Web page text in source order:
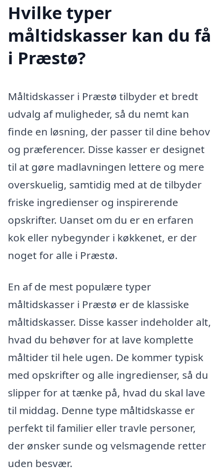
Hvilke typer
måltidskasser kan du få
i Præstø?
Måltidskasser i Præstø tilbyder et bredt
udvalg af muligheder, så du nemt kan
finde en løsning, der passer til dine behov
og præferencer. Disse kasser er designet
til at gøre madlavningen lettere og mere
overskuelig, samtidig med at de tilbyder
friske ingredienser og inspirerende
opskrifter. Uanset om du er en erfaren
kok eller nybegynder i køkkenet, er der
noget for alle i Præstø.
En af de mest populære typer
måltidskasser i Præstø er de klassiske
måltidskasser. Disse kasser indeholder alt,
hvad du behøver for at lave komplette
måltider til hele ugen. De kommer typisk
med opskrifter og alle ingredienser, så du
slipper for at tænke på, hvad du skal lave
til middag. Denne type måltidskasse er
perfekt til familier eller travle personer,
der ønsker sunde og velsmagende retter
uden besvær.